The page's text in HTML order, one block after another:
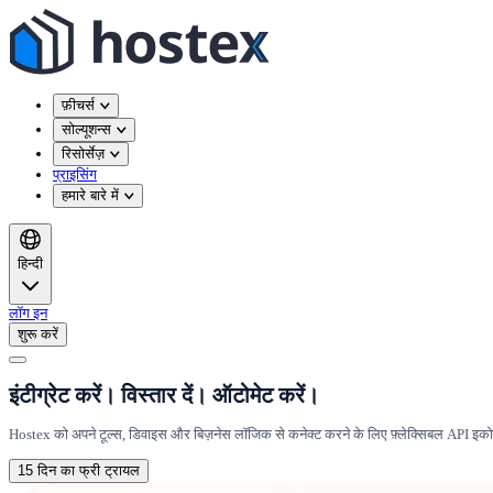
फ़ीचर्स
सोल्यूशन्स
रिसोर्सेज़
प्राइसिंग
हमारे बारे में
हिन्दी
लॉग इन
शुरू करें
इंटीग्रेट करें। विस्तार दें। ऑटोमेट करें।
Hostex को अपने टूल्स, डिवाइस और बिज़नेस लॉजिक से कनेक्ट करने के लिए फ़्लेक्सिबल API
15 दिन का फ्री ट्रायल